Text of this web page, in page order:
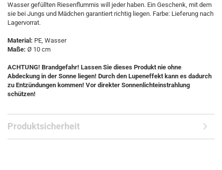
Wasser gefüllten Riesenflummis will jeder haben. Ein Geschenk, mit dem
sie bei Jungs und Mädchen garantiert richtig liegen. Farbe: Lieferung nach
Lagervorrat.
Material: PE, Wasser
Maße: Ø 10 cm
ACHTUNG! Brandgefahr! Lassen Sie dieses Produkt nie ohne
Abdeckung in der Sonne liegen! Durch den Lupeneffekt kann es dadurch
zu Entzündungen kommen! Vor direkter Sonnenlichteinstrahlung
schützen!
Produktsicherheit